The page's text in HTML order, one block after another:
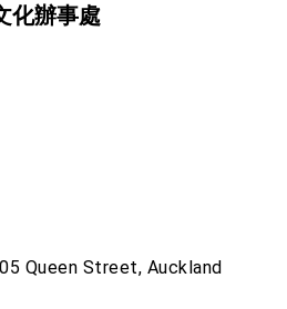
美國亞利桑納州設立「駐鳳凰城辦
化辦事處
Queen Street, Auckland